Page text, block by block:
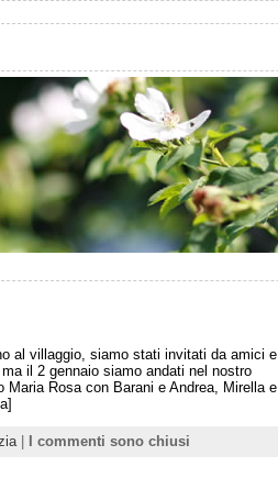
al villaggio, siamo stati invitati da amici e
il 2 gennaio siamo andati nel nostro
Maria Rosa con Barani e Andrea, Mirella e
| I commenti sono chiusi